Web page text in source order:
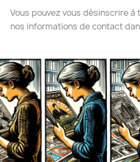
Vous pouvez vous désinscrire
nos informations de contact